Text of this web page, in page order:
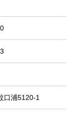
口浦5120-1